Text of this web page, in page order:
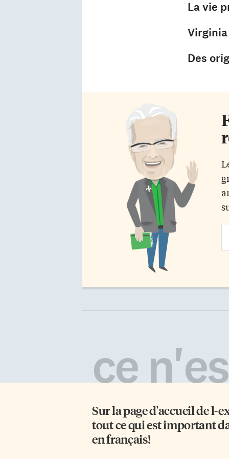
La vie
Des
ce
Sur la page d'accueil del-
tout ce qui est important
en français!